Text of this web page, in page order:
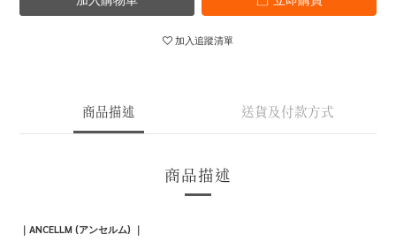
加入追蹤清單
商品描述 送貨及付款方式
商品描述
｜ANCELLM (アンセルム) ｜